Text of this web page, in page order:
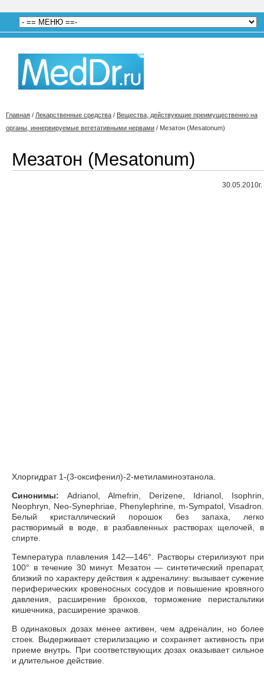
Главная / Лекарственные средства / Вещества, действующие преимущественно на
органы, иннервируемые вегетативными нервами / Мезатон (Mesatonum)
Мезатон (Mesatonum)
30.05.2010г.
Хлоргидрат 1-(3-оксифенил)-2-метиламиноэтанола.
Синонимы: Adrianol, Almefrin, Derizene, Idrianol, Isophrin,
Neophryn, Neo-Synephriae, Phenylephrine, m-Sympatol, Visadron.
Белый кристаллический порошок без запаха, легко
растворимый в воде, в разбавленных растворах щелочей, в
спирте.
Температура плавления 142—146°. Растворы стерилизуют при
100° в течение 30 минут. Мезатон — синтетический препарат,
близкий по характеру действия к адреналину: вызывает сужение
периферических кровеносных сосудов и повышение кровяного
давления, расширение бронхов, торможение перистальтики
кишечника, расширение зрачков.
В одинаковых дозах менее активен, чем адреналин, но более
стоек. Выдерживает стерилизацию и сохраняет активность при
приеме внутрь. При соответствующих дозах оказывает сильное
и длительное действие.